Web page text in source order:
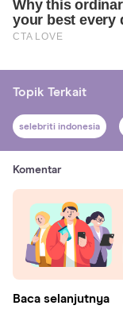
Topik Terkait
selebriti indonesia
Komentar
Baca selanjutnya